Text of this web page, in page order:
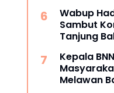
Wabup
Sambut
Tanjung
Kepala
Melawan